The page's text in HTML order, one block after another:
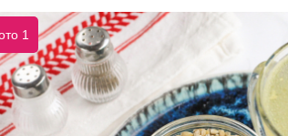
1